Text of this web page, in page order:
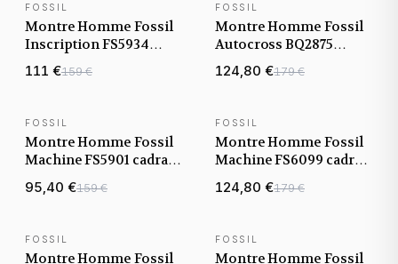
NOUVEAUTÉ
FOSSIL
Montre Homme Fossil
Inscription FS5934
cadran noir bracelet
cuir
111 €159 €
NOUVEAUTÉ
FOSSIL
Montre Homme Fossil
Autocross BQ2875
cadran noir bracelet
acier
124,80 €179 €
NOUVEAUTÉ
FOSSIL
Montre Homme Fossil
Machine FS5901 cadran
noir bracelet cuir
95,40 €159 €
NOUVEAUTÉ
FOSSIL
Montre Homme Fossil
Machine FS6099 cadran
noir bracelet silicone
124,80 €179 €
NOUVEAUTÉ
FOSSIL
Montre Homme Fossil
NOUVEAUTÉ
FOSSIL
Montre Homme Fossil